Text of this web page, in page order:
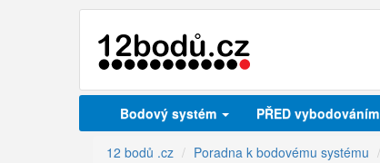
Bodový systém PŘED vybodováním
12 bodů .cz Poradna k bodovému systému